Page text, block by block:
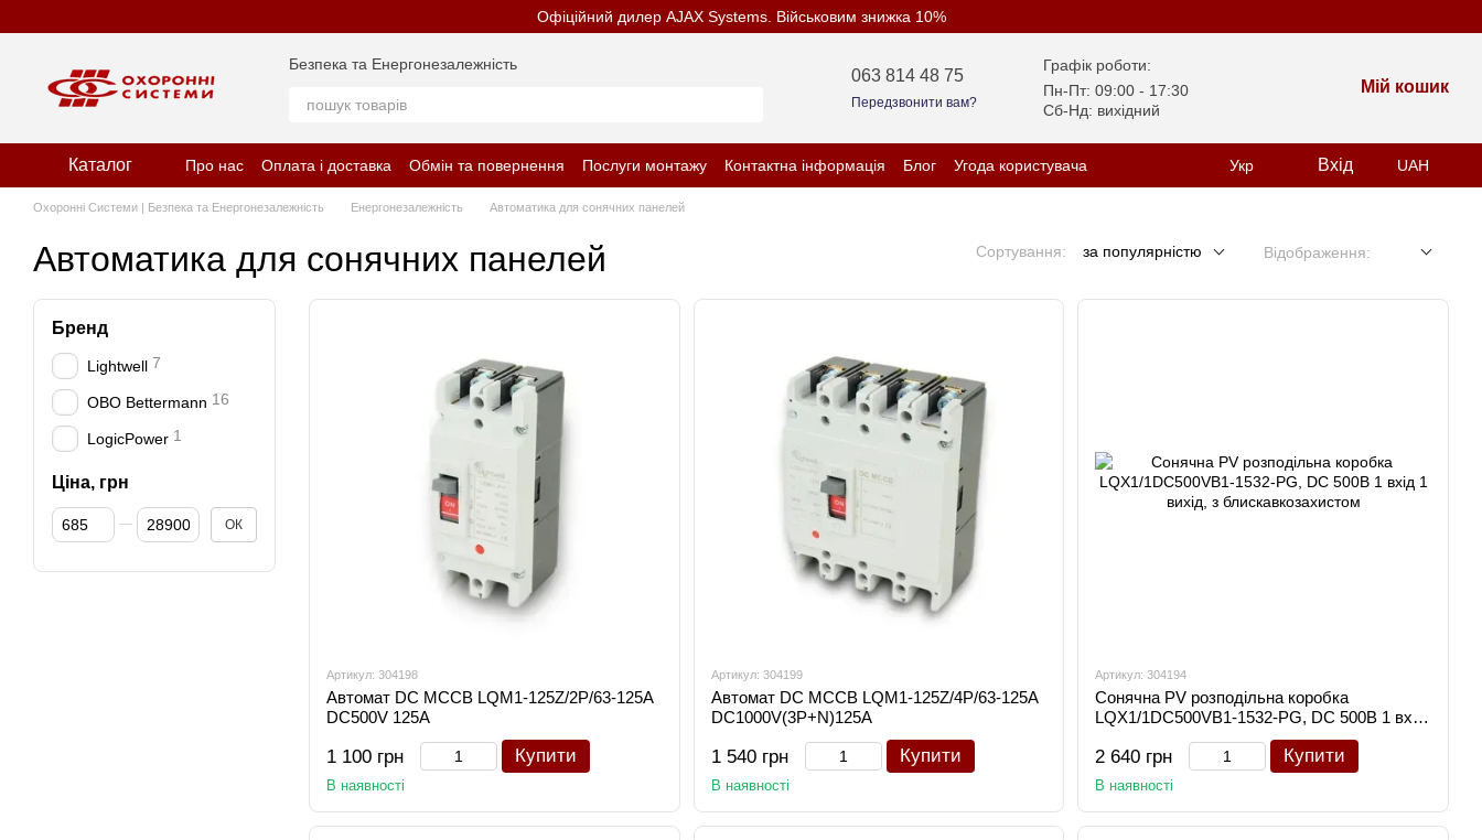
Офіційний дилер AJAX Systems. Військовим знижка 10%
Безпека та Енергонезалежність
063 814 48 75
Передзвонити вам?
Графік роботи:
Пн-Пт: 09:00 - 17:30
Сб-Нд: вихідний
Мій кошик
Каталог Про нас Оплата і доставка Обмін та повернення Послуги монтажу Контактна інформація Блог
Угода користувача
Відгуки про магазин
Політика конфіденційності
Укр Вхід UAH
Охоронні Системи | Безпека та Енергонезалежність Енергонезалежність Автоматика для сонячних панелей
Автоматика для сонячних панелей Сортування: за популярністю Відображення:
Артикул: 304198
Автомат DC MCCB LQM1-125Z/2P/63-125A
DC500V 125A
1 100 грн Купити
В наявності
Артикул: 304199
Автомат DC MCCB LQM1-125Z/4P/63-125A
DC1000V(3P+N)125A
1 540 грн Купити
В наявності
Артикул: 304194
Сонячна PV розподільна коробка
LQX1/1DC500VB1-1532-PG, DC 500В 1 вхід
1 вихід, з блискавкозахистом
2 640 грн Купити
В наявності
Бренд
Lightwell 7
OBO Bettermann 16
LogicPower 1
Ціна, грн
Від Ціна, грн
До Ціна, грн ОК